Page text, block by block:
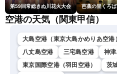
第59回常総きぬ川花火大会 芭蕉の里くろ
空港の天気（関東甲信）
大島空港（東京大島かめりあ空港）
八丈島空港
三宅島空港 神
東京国際空港（羽田空港）
茨